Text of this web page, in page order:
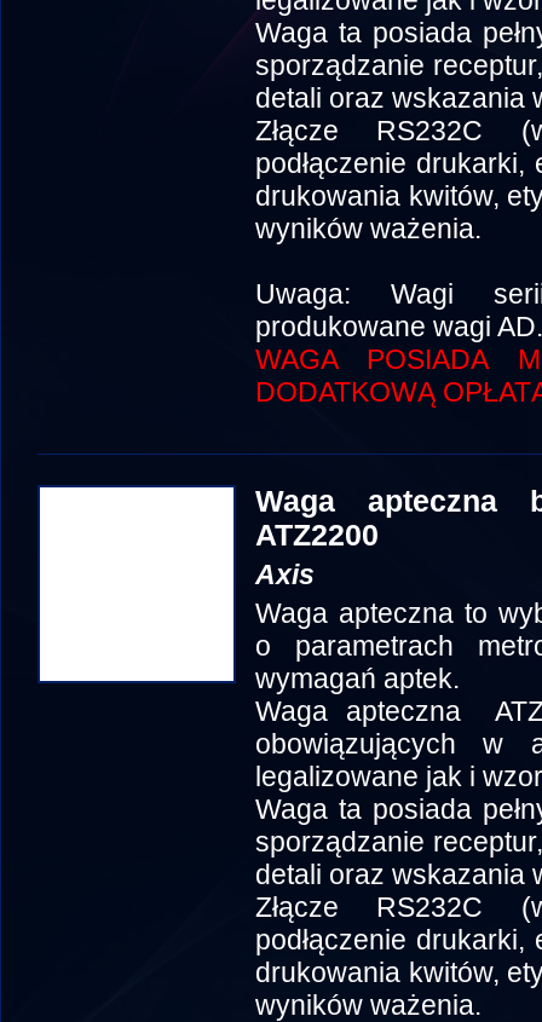
Waga ta posiada
sporządzanie
detali oraz wskazania
Złącze RS232C
podłączenie
drukowania kwitów,
wyników ważenia.
Uwaga: Wagi
produkowane wagi AD.
WAGA POSIADA
DODATKOWĄ
Waga apteczna
ATZ2200
Axis
Waga apteczna to
o parametrach
wymagań aptek.
Waga apteczna
obowiązujących w
legalizowane jak i
Waga ta posiada
sporządzanie
detali oraz wskazania
Złącze RS232C
podłączenie
drukowania kwitów,
wyników ważenia.